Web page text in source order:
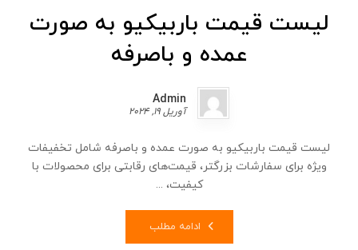
لیست قیمت باربیکیو به صورت
عمده و باصرفه
Admin
آوریل 19, 2024
لیست قیمت باربیکیو به صورت عمده و باصرفه شامل تخفیفات
ویژه برای سفارشات بزرگتر، قیمت‌های رقابتی برای محصولات با
کیفیت، ...
ادامه مطلب